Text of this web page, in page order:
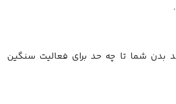
بدن شما تا چه حد برای فعالیت سنگین